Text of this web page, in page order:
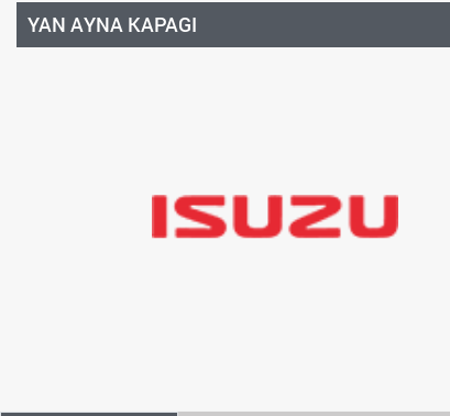
YAN AYNA KAPAGI